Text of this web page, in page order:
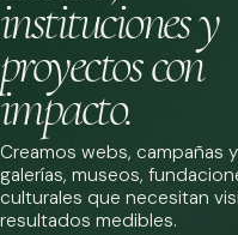
instituciones y
proyectos con
impacto.
Creamos webs, campañas
galerías, museos,
culturales que necesitan
resultados medibles.